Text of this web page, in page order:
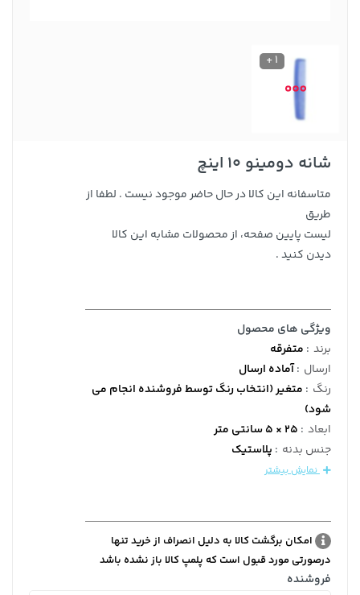
1 +
شانه دومینو 10 اینچ
متاسفانه این کالا در حال حاضر موجود نیست . لطفا از
طریق
لیست پایین صفحه، از محصولات مشابه این کالا
دیدن کنید .
ویژگی های محصول
برند : متفرقه
ارسال :آماده ارسال
رنگ : متغیر (انتخاب رنگ توسط فروشنده انجام می
شود)
ابعاد : 25 × 5 سانتی متر
جنس بدنه : پلاستیک
نمایش بیشتر
امکان برگشت کالا به دلیل انصراف از خرید تنها
درصورتی مورد قبول است که پلمپ کالا باز نشده باشد
فروشنده